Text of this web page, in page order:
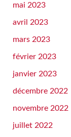
mai 2023
avril 2023
mars 2023
février 2023
janvier 2023
décembre 2022
novembre 2022
juillet 2022